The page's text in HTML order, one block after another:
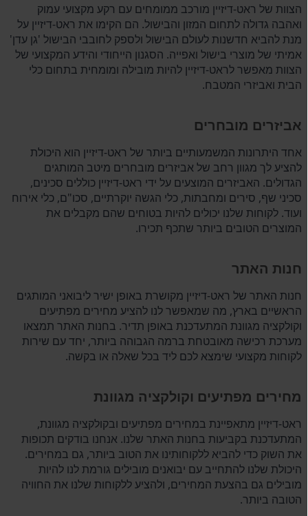
הצוות של ראט-דיזיין מורכב ממומחים עם רקע מקצועי עמוק
ואהבה גדולה לתחום המזון והבישול. הם הקימו את ראט-דיזיין על
מנת להביא חדשנות לעולם הבישול ולספק לחובבי הבישול 'גן עדן'
אמיתי של מוצרי בישול ואפייה. הסגנון הייחודי והידע המקצועי של
הצוות מאפשר לראט-דיזיין להיות מובילה ומומחית בתחום כלי
הבית ואביזרי המטבח.
אביזרים מובחרים
אחד היתרונות המשמעותיים ביותר של ראט-דיזיין הוא היכולת
להציע לך מגוון רחב של אביזרים מובחרים מיטב המותגים
הגדולים. האביזרים המוצעים על ידי ראט-דיזיין כוללים סכינים,
סכיני שף, סירים ומחבתות, כלי הגשה יוקרתיים, סכו"ם, כלי אירוח
ועוד. לקוחות שלנו יכולים להיות בטוחים שהם מקבלים את
המוצרים הטובים ביותר שתכף תכירו.
חנות האתר
חנות האתר של ראט-דיזיין מקושרת באופן ישיר ליבואני המותגים
הראשיים בארץ, מה שמאפשר לנו להציע מחירים מפתיעים
וקולקציה מגוונת המתעדכנת באופן תדיר. בחנות האתר תמצאו
מערכת רכישה מאובטחת ברמה הגבוהה ביותר, יחד עם שירות
לקוחות מקצועי שימצא לכם ליד בכל שאלה או בקשה.
מחירים מפתיעים וקולקציה מגוונת
ראט-דיזיין מתאפיינת במחירים מפתיעים ובקולקציה מגוונת,
המתעדכנת בקביעות בחנות האתר שלנו. אנחנו בודקים תכופות
את השוק כדי להביא ללקוחותינו את הטוב ביותר, גם במחירים.
היכולת שלנו להתחייב עם יבואנים מובילים גורמת לנו להיות
מובילים גם בהצעת המחירים, ולהציע ללקוחות שלנו את החוויה
הטובה ביותר.